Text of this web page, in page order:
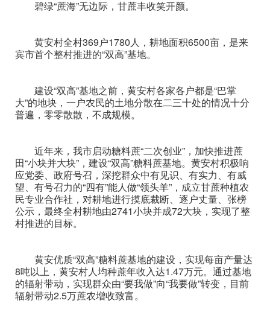
碧绿“蔗海”无边际，甘蔗丰收笑开颜。
黄安村全村369户1780人，耕地面积6500亩，是来
宾市首个整村推进的“双高”基地。
建设“双高”基地之前，黄安村各家各户都是“巴掌
大”的地块，一户农民的土地分散在二三十处的情况十分
普遍，零零散散，不成规模。
近年来，我市启动糖料蔗“二次创业”，加快推进蔗
田“小块并大块”，建设“双高”糖料蔗基地。黄安村积极响
应党委、政府号召，深挖群众中有见识、有实力、有威
望、有号召力的“四有”能人做“领头羊”，成立甘蔗种植农
民专业合作社，对耕地进行摸底裁断、逐户丈量、张榜
公示，最终全村耕地由2741小块并成72大块，实现了整
村推进的目标。
黄安优质“双高”糖料蔗基地的建设，实现每亩产量达
8吨以上，黄安村人均种蔗年收入达1.47万元。通过基地
的辐射带动，实现群众由“要我做”向“我要做”转变，目前
辐射带动2.5万蔗农增收致富。